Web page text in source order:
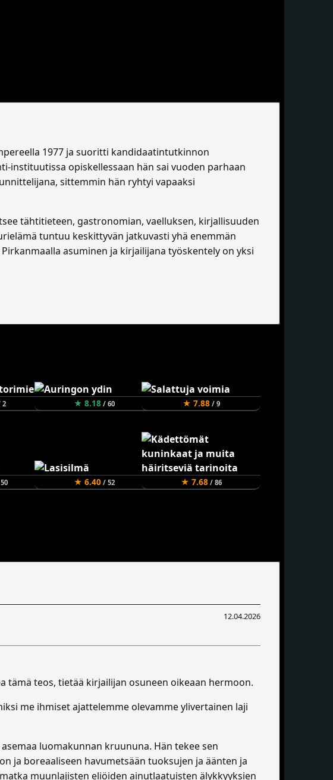
1977 ja suoritti kandidaatintutkinnon
instituutissa opiskellessaan hän sai vuoden parhaan
sittemmin hän ryhtyi vapaaksi
tähtitieteen, gastronomian, vaelluksen, kirjallisuuden
tuntuu keskittyvän jatkuvasti yhä enemmän
asuminen ja kirjailijana työskentely on yksi
★ 8.18/ 60 ★ 7.88/ 9
★ 6.40/ 52 ★ 7.68/ 86
12.04.2026
teos, tietää kirjailijan osuneen oikeaan hermoon.
me ihmiset ajattelemme olevamme ylivertainen laji
asemaa luomakunnan kruununa. Hän tekee sen
ja boreaaliseen havumetsään tuoksujen ja äänten ja
muunlajisten eliöiden ainutlaatuisten älykkyyksien